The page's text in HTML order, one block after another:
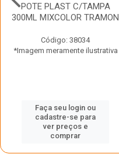
POTE PLAST C/TAMPA
300ML MIXCOLOR TRAMON
Código: 38034
*Imagem meramente ilustrativa
Faça seu login ou
cadastre-se para
ver preços e
comprar